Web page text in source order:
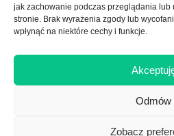
jak zachowanie podczas przeglądania lub
stronie. Brak wyrażenia zgody lub
wpłynąć na niektóre cechy i funkcje.
Odmów
Zobacz
Na tej stronie działa Google reCAPTCHA: